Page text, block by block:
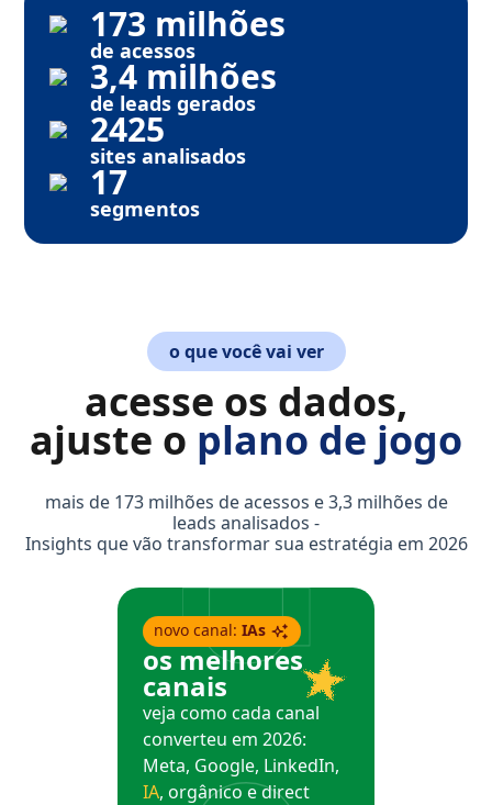
173 milhões
de acessos
3,4 milhões
de leads gerados
2425
sites analisados
17
segmentos
o que você vai ver
acesse os dados,
ajuste o plano de jogo
mais de 173 milhões de acessos e 3,3 milhões de
leads analisados -
Insights que vão transformar sua estratégia em 2026
novo canal: IAs
os melhores
canais
veja como cada canal
converteu em 2026:
Meta, Google, LinkedIn,
IA, orgânico e direct